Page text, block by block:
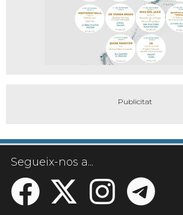
Segueix-nos a...